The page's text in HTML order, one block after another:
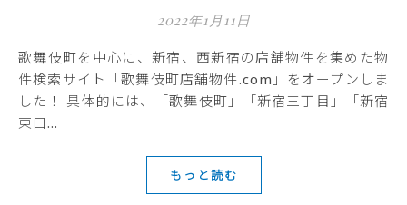
2022年1月11日
歌舞伎町を中心に、新宿、西新宿の店舗物件を集めた物
件検索サイト「歌舞伎町店舗物件.com」をオープンしま
した！ 具体的には、「歌舞伎町」「新宿三丁目」「新宿
東口…
もっと読む